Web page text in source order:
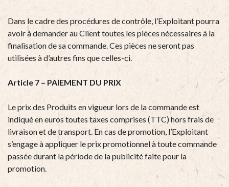
Dans le cadre des procédures de contrôle, l’Exploitant pourra
avoir à demander au Client toutes les pièces nécessaires à la
finalisation de sa commande. Ces pièces ne seront pas
utilisées à d’autres fins que celles-ci.
Article 7 – PAIEMENT DU PRIX
Le prix des Produits en vigueur lors de la commande est
indiqué en euros toutes taxes comprises (TTC) hors frais de
livraison et de transport. En cas de promotion, l’Exploitant
s’engage à appliquer le prix promotionnel à toute commande
passée durant la période de la publicité faite pour la
promotion.